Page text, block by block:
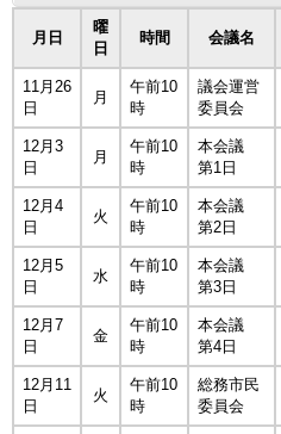
月日
曜
日
時間 会議名
11月26
日
月
午前10
時
議会運営
委員会
12月3
日
月
午前10
時
本会議
第1日
12月4
日
火
午前10
時
本会議
第2日
12月5
日
水
午前10
時
本会議
第3日
12月7
日
金
午前10
時
本会議
第4日
12月11
日
火
午前10
時
総務市民
委員会